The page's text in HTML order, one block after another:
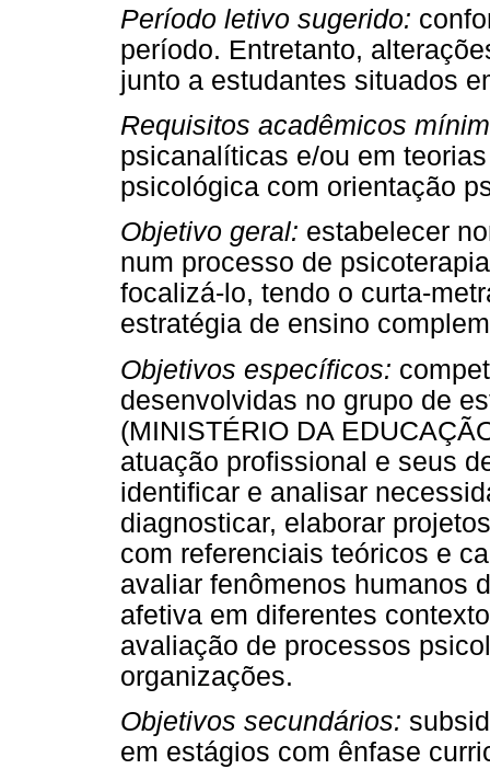
Período letivo sugerido:
período. Entretanto,
junto a estudantes situados
Requisitos acadêmicos
psicanalíticas e/ou em
psicológica com orientação
Objetivo geral: estabelecer
num processo de
focalizá-lo, tendo o curta-
estratégia de ensino
Objetivos específicos:
desenvolvidas no grupo de
(MINISTÉRIO DA
atuação profissional e seus
identificar e analisar
diagnosticar, elaborar
com referenciais teóricos e
avaliar fenômenos humanos
afetiva em diferentes
avaliação de processos
organizações.
Objetivos secundários:
em estágios com ênfase